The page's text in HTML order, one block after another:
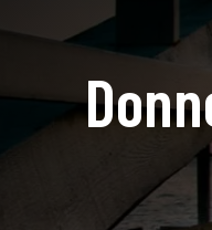
À LA DIRECTIVE CSRD
UNE ENTREPRISE À MISSION
RSE - MARCHÉ PUBLIC